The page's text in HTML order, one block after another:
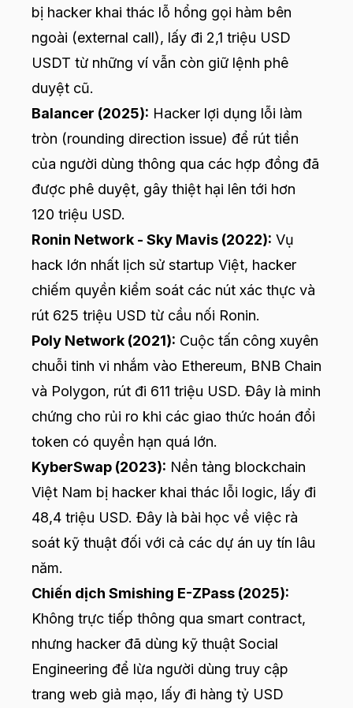
bị hacker khai thác lỗ hổng gọi hàm bên
ngoài (external call), lấy đi 2,1 triệu USD
USDT từ những ví vẫn còn giữ lệnh phê
duyệt cũ.
Balancer (2025): Hacker lợi dụng lỗi làm
tròn (rounding direction issue) để rút tiền
của người dùng thông qua các hợp đồng đã
được phê duyệt, gây thiệt hại lên tới hơn
120 triệu USD.
Ronin Network - Sky Mavis (2022): Vụ
hack lớn nhất lịch sử startup Việt, hacker
chiếm quyền kiểm soát các nút xác thực và
rút 625 triệu USD từ cầu nối Ronin.
Poly Network (2021): Cuộc tấn công xuyên
chuỗi tinh vi nhắm vào Ethereum, BNB Chain
và Polygon, rút đi 611 triệu USD. Đây là minh
chứng cho rủi ro khi các giao thức hoán đổi
token có quyền hạn quá lớn.
KyberSwap (2023): Nền tảng blockchain
Việt Nam bị hacker khai thác lỗi logic, lấy đi
48,4 triệu USD. Đây là bài học về việc rà
soát kỹ thuật đối với cả các dự án uy tín lâu
năm.
Chiến dịch Smishing E-ZPass (2025):
Không trực tiếp thông qua smart contract,
nhưng hacker đã dùng kỹ thuật Social
Engineering để lừa người dùng truy cập
trang web giả mạo, lấy đi hàng tỷ USD